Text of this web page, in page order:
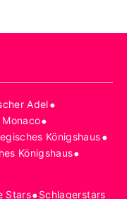
Adel•
•
Königshaus•
Königshaus•
Stars•Schlagerstars